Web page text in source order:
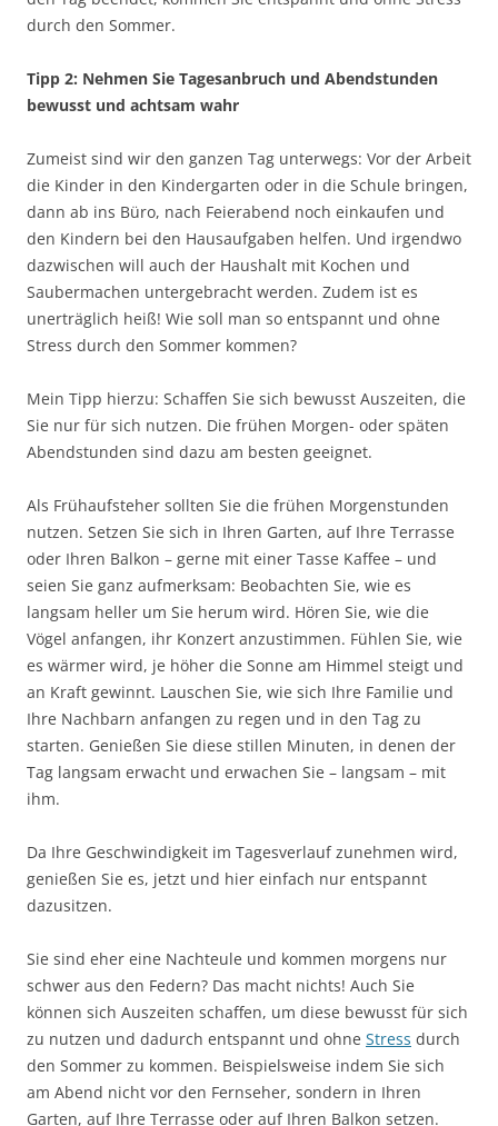
durch den Sommer.
Tipp 2: Nehmen Sie Tagesanbruch und Abendstunden
bewusst und achtsam wahr
Zumeist sind wir den ganzen Tag unterwegs: Vor der Arbeit
die Kinder in den Kindergarten oder in die Schule bringen,
dann ab ins Büro, nach Feierabend noch einkaufen und
den Kindern bei den Hausaufgaben helfen. Und irgendwo
dazwischen will auch der Haushalt mit Kochen und
Saubermachen untergebracht werden. Zudem ist es
unerträglich heiß! Wie soll man so entspannt und ohne
Stress durch den Sommer kommen?
Mein Tipp hierzu: Schaffen Sie sich bewusst Auszeiten, die
Sie nur für sich nutzen. Die frühen Morgen- oder späten
Abendstunden sind dazu am besten geeignet.
Als Frühaufsteher sollten Sie die frühen Morgenstunden
nutzen. Setzen Sie sich in Ihren Garten, auf Ihre Terrasse
oder Ihren Balkon – gerne mit einer Tasse Kaffee – und
seien Sie ganz aufmerksam: Beobachten Sie, wie es
langsam heller um Sie herum wird. Hören Sie, wie die
Vögel anfangen, ihr Konzert anzustimmen. Fühlen Sie, wie
es wärmer wird, je höher die Sonne am Himmel steigt und
an Kraft gewinnt. Lauschen Sie, wie sich Ihre Familie und
Ihre Nachbarn anfangen zu regen und in den Tag zu
starten. Genießen Sie diese stillen Minuten, in denen der
Tag langsam erwacht und erwachen Sie – langsam – mit
ihm.
Da Ihre Geschwindigkeit im Tagesverlauf zunehmen wird,
genießen Sie es, jetzt und hier einfach nur entspannt
dazusitzen.
Sie sind eher eine Nachteule und kommen morgens nur
schwer aus den Federn? Das macht nichts! Auch Sie
können sich Auszeiten schaffen, um diese bewusst für sich
zu nutzen und dadurch entspannt und ohne Stress durch
den Sommer zu kommen. Beispielsweise indem Sie sich
am Abend nicht vor den Fernseher, sondern in Ihren
Garten, auf Ihre Terrasse oder auf Ihren Balkon setzen.